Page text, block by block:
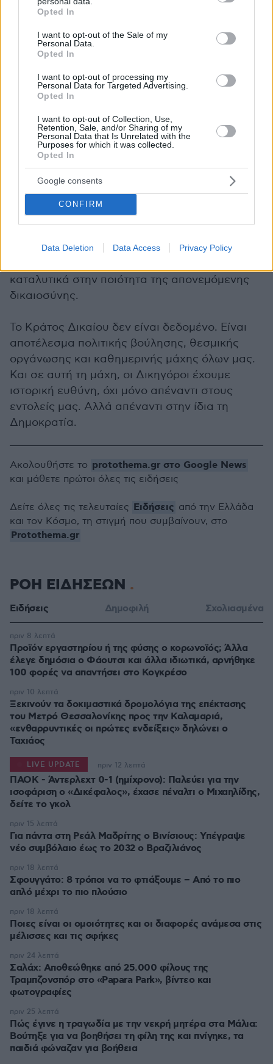
grant or deny consent to Google and its third-party tags to
use your data for below specified purposes in below Google
consent section.
Opted In
I want to opt-out of the Sale of my
Personal Data.
Opted In
I want to opt-out of processing my
Personal Data for Targeted Advertising.
Opted In
I want to opt-out of Collection, Use,
Retention, Sale, and/or Sharing of my
Personal Data that Is Unrelated with the
Purposes for which it was collected.
Opted In
Google consents
CONFIRM
Data Deletion Data Access Privacy Policy
αποτρέπει δραστικά την πρόσβαση του πολίτη
-Την αλλαγή του νόμου περί τεκμαρτών
εισοδημάτων, με επιβαρύνει δυσανάλογα, με
την ισοπεδωτική και αδιάκριτη λογική του, τους
-Τη συνεχή και πειστική παρέμβαση για την
περιστολή της πολυνομίας και των
αλλεπάλληλων αποσπασματικών νομοθετικών
ρυθμίσεων, την προώθηση της κωδικοποίησης
της νομοθεσίας, τη βελτίωση των υποδομών και
την επαρκή στελέχωση των δικαστηρίων.
Αιτήματα που δεν είναι συντεχνιακά και δεν
καταλυτικά στην ποιότητα της απονεμόμενης
δικαιοσύνης.
Το Κράτος Δικαίου δεν είναι δεδομένο. Είναι
αποτέλεσμα πολιτικής βούλησης, θεσμικής
οργάνωσης και καθημερινής μάχης όλων μας.
Και σε αυτή τη μάχη, οι Δικηγόροι έχουμε
ιστορική ευθύνη, όχι μόνο απέναντι στους
εντολείς μας. Αλλά απέναντι στην ίδια τη
Δημοκρατία.
Ακολουθήστε το protothema.gr στο Google News
και μάθετε πρώτοι όλες τις ειδήσεις
Δείτε όλες τις τελευταίες Ειδήσεις από την Ελλάδα
και τον Κόσμο, τη στιγμή που συμβαίνουν, στο
Protothema.gr
ΡΟΗ ΕΙΔΗΣΕΩΝ
Ειδήσεις Δημοφιλή Σχολιασμένα
Προϊόν εργαστηρίου ή της φύσης ο κορωνοϊός; Άλλα
έλεγε δημόσια ο Φάουτσι και άλλα ιδιωτικά, αρνήθηκε
100 φορές να απαντήσει στο Κογκρέσο
πριν 8 λεπτά
Ξεκινούν τα δοκιμαστικά δρομολόγια της επέκτασης
του Μετρό Θεσσαλονίκης προς την Καλαμαριά,
«ενθαρρυντικές οι πρώτες ενδείξεις» δηλώνει ο
Ταχιάος
πριν 10 λεπτά
ΠΑΟΚ - Άντερλεχτ 0-1 (ημίχρονο): Παλεύει για την
ισοφάριση ο «Δικέφαλος», έχασε πέναλτι ο Μιχαηλίδης,
LIVE UPDATE πριν 12 λεπτά
Για πάντα στη Ρεάλ Μαδρίτης ο Βινίσιους: Yπέγραψε
νέο συμβόλαιο έως το 2032 ο Βραζιλιάνος
πριν 15 λεπτά
Σφουγγάτο: 8 τρόποι να το φτιάξουμε – Από το πιο
απλό μέχρι το πιο πλούσιο
πριν 18 λεπτά
Ποιες είναι οι ομοιότητες και οι διαφορές ανάμεσα στις
μέλισσες και τις σφήκες
πριν 18 λεπτά
Σαλάχ: Αποθεώθηκε από 25.000 φίλους της
Τραμπζονσπόρ στο «Papara Park», βίντεο και
φωτογραφίες
πριν 24 λεπτά
Πώς έγινε η τραγωδία με την νεκρή μητέρα στα Μάλια:
Βούτηξε για να βοηθήσει τη φίλη της και πνίγηκε, τα
παιδιά φώναζαν για βοήθεια
πριν 25 λεπτά